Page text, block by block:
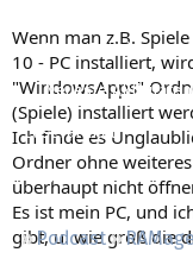
Neue Beiträge
Neueste Aktivitäten
Leserartikel
Regeln
Podcast
Wenn man z.B.
10 - PC installiert,
"WindowsApps"
(Spiele) installiert
Ich finde es
Ordner ohne
überhaupt nicht
Es ist mein PC, und
gibt, u. wie groß die